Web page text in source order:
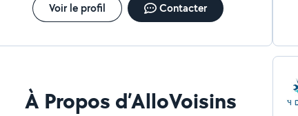
Voir le profil Contacter
À Propos d’AlloVoisins